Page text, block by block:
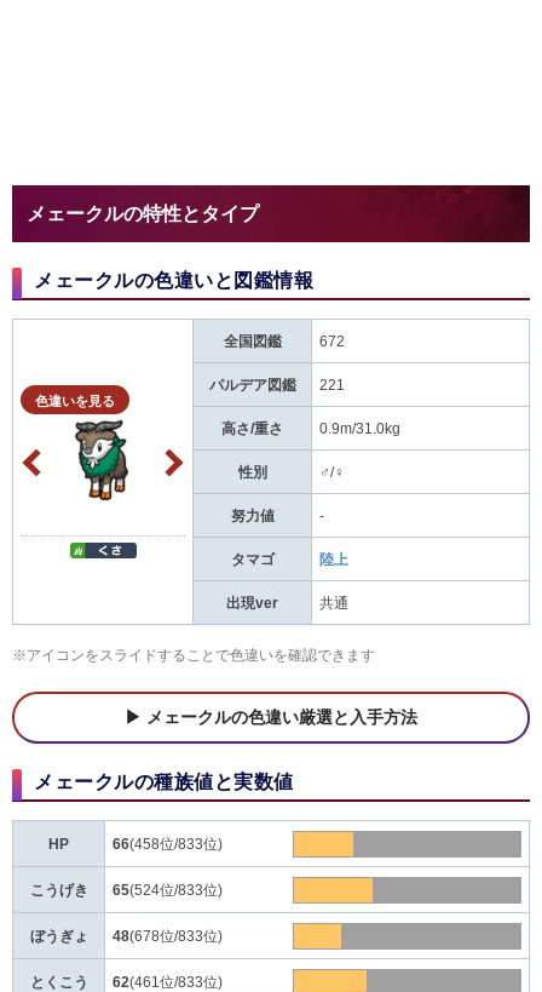
メェークルの特性とタイプ
メェークルの色違いと図鑑情報
色違いを見る
全国図鑑 672
パルデア図鑑 221
高さ/重さ 0.9m/31.0kg
性別 ♂/♀
努力値 -
タマゴ 陸上
出現ver 共通
※アイコンをスライドすることで色違いを確認できます
メェークルの色違い厳選と入手方法
メェークルの種族値と実数値
HP 66(458位/833位)
こうげき 65(524位/833位)
ぼうぎょ 48(678位/833位)
とくこう 62(461位/833位)